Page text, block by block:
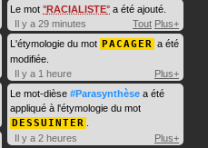
Le mot RACIALISTE a été ajouté.
Il y a 29 minutes
Tout Plus+
L'étymologie du mot PACAGER a été
modifiée.
Il y a 1 heure
Plus+
Le mot-dièse #Parasynthèse a été
appliqué à l'étymologie du mot
DESSUINTER
Il y a 2 heures
Plus+